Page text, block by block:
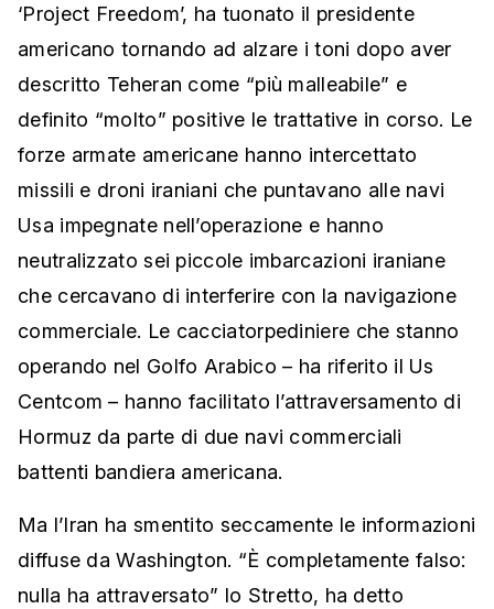
‘Project Freedom’, ha tuonato il presidente
americano tornando ad alzare i toni dopo aver
descritto Teheran come “più malleabile” e
definito “molto” positive le trattative in corso. Le
forze armate americane hanno intercettato
missili e droni iraniani che puntavano alle navi
Usa impegnate nell’operazione e hanno
neutralizzato sei piccole imbarcazioni iraniane
che cercavano di interferire con la navigazione
commerciale. Le cacciatorpediniere che stanno
operando nel Golfo Arabico – ha riferito il Us
Centcom – hanno facilitato l’attraversamento di
Hormuz da parte di due navi commerciali
battenti bandiera americana.
Ma l’Iran ha smentito seccamente le informazioni
diffuse da Washington. “È completamente falso:
nulla ha attraversato” lo Stretto, ha detto